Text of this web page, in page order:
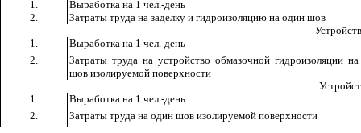
1.
Выработка на 1 чел.-день
2.
Затраты труда на заделку и гидроизоляцию на один шов
1.
Выработка на 1 чел.-день
2.
Затраты труда на устройство обмазочной гидроизоляции
шов изолируемой поверхности
1.
Выработка на 1 чел.-день
2.
Затраты труда на один шов изолируемой поверхности